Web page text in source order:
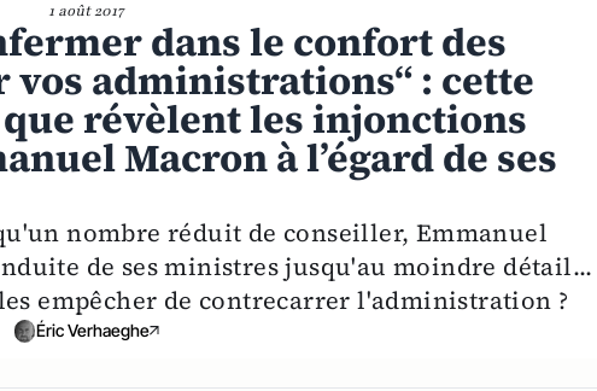
1 août 2017
dans le confort des
administrations“ : cette
révèlent les injonctions
Macron à l’égard de ses
nombre réduit de conseiller, Emmanuel
de ses ministres jusqu'au moindre détail...
empêcher de contrecarrer l'administration ?
Éric Verhaeghe